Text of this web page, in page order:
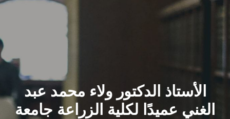
الرئيسيـة
القطاعـات
الشئون الأكاديمية
اﻷﺳﺘﺎذ الدكتور ولاء محمد عبد
الغني عميدًا لكلية الزراعة جامعة